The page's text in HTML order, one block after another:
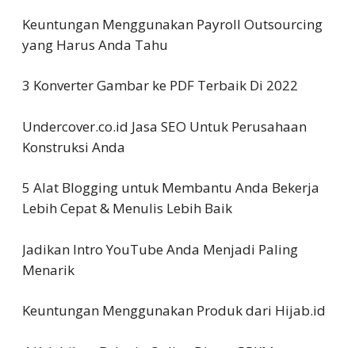
Keuntungan Menggunakan Payroll Outsourcing
yang Harus Anda Tahu
3 Konverter Gambar ke PDF Terbaik Di 2022
Undercover.co.id Jasa SEO Untuk Perusahaan
Konstruksi Anda
5 Alat Blogging untuk Membantu Anda Bekerja
Lebih Cepat & Menulis Lebih Baik
Jadikan Intro YouTube Anda Menjadi Paling
Menarik
Keuntungan Menggunakan Produk dari Hijab.id